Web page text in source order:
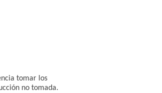
tomar los
no tomada.